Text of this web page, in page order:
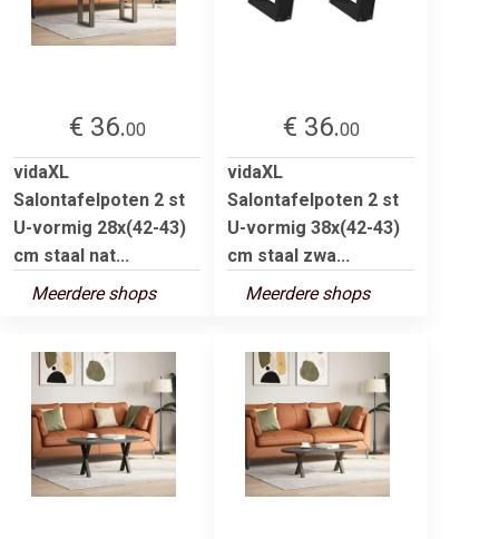
€ 36.00
vidaXL
Salontafelpoten 2 st
U-vormig 28x(42-43)
cm staal nat...
Meerdere shops
€ 36.00
vidaXL
Salontafelpoten 2 st
U-vormig 38x(42-43)
cm staal zwa...
Meerdere shops